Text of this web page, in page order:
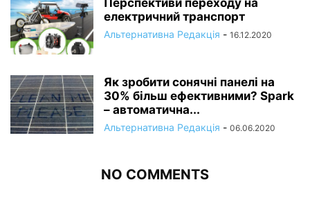
Перспективи переходу на
електричний транспорт
Альтернативна Редакція - 16.12.2020
Як зробити сонячні панелі на
30% більш ефективними? Spark
– автоматична...
Альтернативна Редакція - 06.06.2020
NO COMMENTS